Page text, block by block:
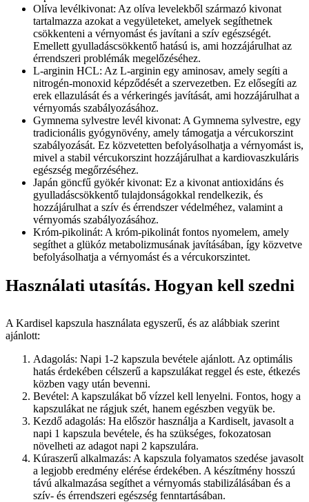
Olíva levélkivonat: Az olíva levelekből származó kivonat
tartalmazza azokat a vegyületeket, amelyek segíthetnek
csökkenteni a vérnyomást és javítani a szív egészségét.
Emellett gyulladáscsökkentő hatású is, ami hozzájárulhat az
érrendszeri problémák megelőzéséhez.
L-arginin HCL: Az L-arginin egy aminosav, amely segíti a
nitrogén-monoxid képződését a szervezetben. Ez elősegíti az
erek ellazulását és a vérkeringés javítását, ami hozzájárulhat a
vérnyomás szabályozásához.
Gymnema sylvestre levél kivonat: A Gymnema sylvestre, egy
tradicionális gyógynövény, amely támogatja a vércukorszint
szabályozását. Ez közvetetten befolyásolhatja a vérnyomást is,
mivel a stabil vércukorszint hozzájárulhat a kardiovaszkuláris
egészség megőrzéséhez.
Japán göncfű gyökér kivonat: Ez a kivonat antioxidáns és
gyulladáscsökkentő tulajdonságokkal rendelkezik, és
hozzájárulhat a szív és érrendszer védelméhez, valamint a
vérnyomás szabályozásához.
Króm-pikolinát: A króm-pikolinát fontos nyomelem, amely
segíthet a glükóz metabolizmusának javításában, így közvetve
befolyásolhatja a vérnyomást és a vércukorszintet.
Használati utasítás. Hogyan kell szedni
A Kardisel kapszula használata egyszerű, és az alábbiak szerint
ajánlott:
Adagolás: Napi 1-2 kapszula bevétele ajánlott. Az optimális
hatás érdekében célszerű a kapszulákat reggel és este, étkezés
közben vagy után bevenni.
Bevétel: A kapszulákat bő vízzel kell lenyelni. Fontos, hogy a
kapszulákat ne rágjuk szét, hanem egészben vegyük be.
Kezdő adagolás: Ha először használja a Kardiselt, javasolt a
napi 1 kapszula bevétele, és ha szükséges, fokozatosan
növelheti az adagot napi 2 kapszulára.
Kúraszerű alkalmazás: A kapszula folyamatos szedése javasolt
a legjobb eredmény elérése érdekében. A készítmény hosszú
távú alkalmazása segíthet a vérnyomás stabilizálásában és a
szív- és érrendszeri egészség fenntartásában.